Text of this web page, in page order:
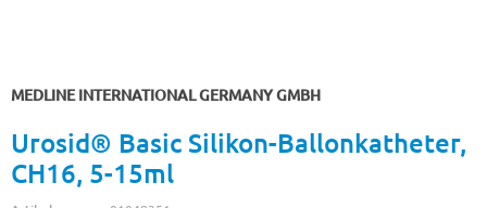
MEDLINE INTERNATIONAL GERMANY GMBH
Urosid® Basic Silikon-Ballonkatheter,
CH16, 5-15ml